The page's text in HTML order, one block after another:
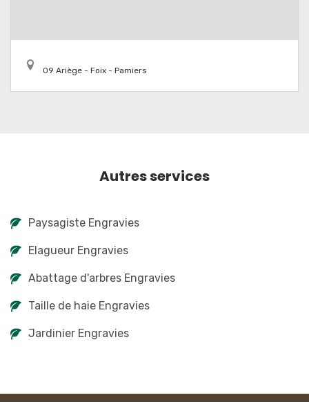
09 Ariège - Foix - Pamiers
Autres services
Paysagiste Engravies
Elagueur Engravies
Abattage d'arbres Engravies
Taille de haie Engravies
Jardinier Engravies